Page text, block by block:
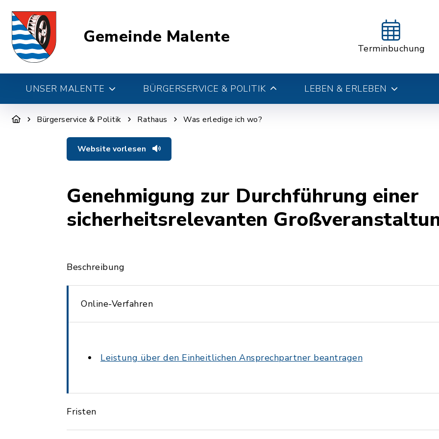
Gemeinde Malente
Terminbuchung
UNSER MALENTE BÜRGERSERVICE & POLITIK LEBEN & ERLEBEN
Bürgerservice & Politik Rathaus Was erledige ich wo?
Website vorlesen
Genehmigung zur Durchführung einer
sicherheitsrelevanten
Beschreibung
Online-Verfahren
Leistung über den Einheitlichen Ansprechpartner beantragen
Fristen